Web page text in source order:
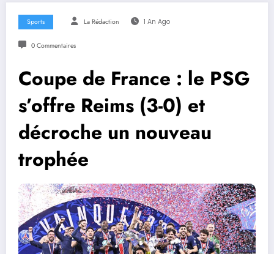
Sports La Rédaction 1 An Ago
0 Commentaires
Coupe de France : le PSG
s’offre Reims (3-0) et
décroche un nouveau
trophée